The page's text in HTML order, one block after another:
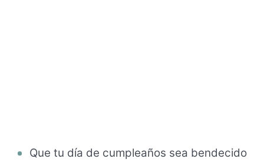
Que tu día de cumpleaños sea bendecido